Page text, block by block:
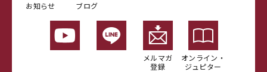
お知らせ ブログ
メルマガ
登録
オンライン・
ジュピター